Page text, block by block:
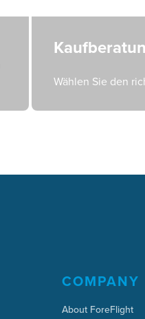
Wählen Sie den
COMPANY
About ForeFlight